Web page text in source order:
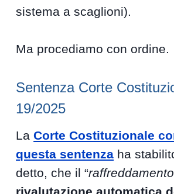
sistema a scaglioni).
Ma procediamo con ordine.
Sentenza Corte
19/2025
LaCorte Costituzionale
questa sentenza ha
detto, che il “raffreddamento
rivalutazione automatica